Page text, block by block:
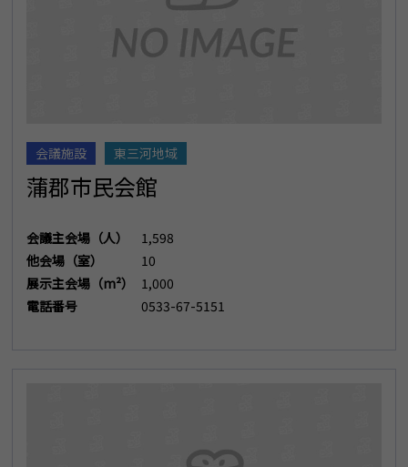
会議施設 東三河地域
蒲郡市民会館
会議主会場（人）
1,598
他会場（室）
10
展示主会場（m²）
1,000
電話番号
0533-67-5151